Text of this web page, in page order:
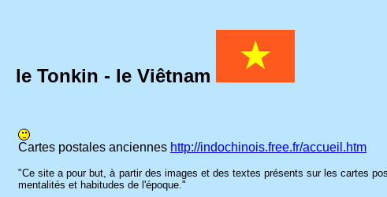
le Tonkin - le Viêtnam
Cartes postales anciennes http://indochinois.free.fr/accueil.htm
"Ce site a pour but, à partir des images et des textes présents sur les cartes
mentalités et habitudes de l'époque."